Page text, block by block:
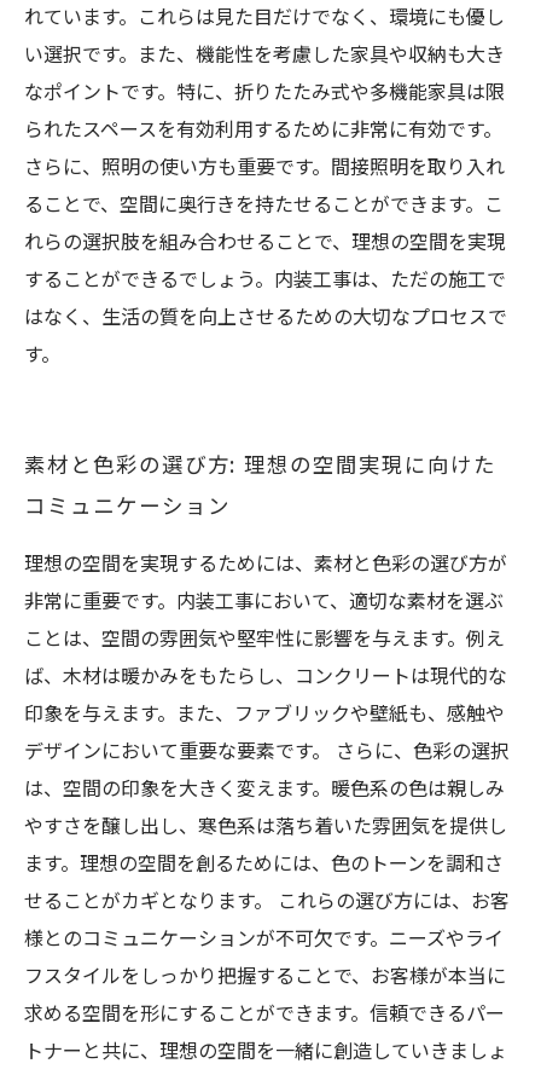
れています。これらは見た目だけでなく、環境にも優し
い選択です。また、機能性を考慮した家具や収納も大き
なポイントです。特に、折りたたみ式や多機能家具は限
られたスペースを有効利用するために非常に有効です。
さらに、照明の使い方も重要です。間接照明を取り入れ
ることで、空間に奥行きを持たせることができます。こ
れらの選択肢を組み合わせることで、理想の空間を実現
することができるでしょう。内装工事は、ただの施工で
はなく、生活の質を向上させるための大切なプロセスで
す。
素材と色彩の選び方: 理想の空間実現に向けた
コミュニケーション
理想の空間を実現するためには、素材と色彩の選び方が
非常に重要です。内装工事において、適切な素材を選ぶ
ことは、空間の雰囲気や堅牢性に影響を与えます。例え
ば、木材は暖かみをもたらし、コンクリートは現代的な
印象を与えます。また、ファブリックや壁紙も、感触や
デザインにおいて重要な要素です。 さらに、色彩の選択
は、空間の印象を大きく変えます。暖色系の色は親しみ
やすさを醸し出し、寒色系は落ち着いた雰囲気を提供し
ます。理想の空間を創るためには、色のトーンを調和さ
せることがカギとなります。 これらの選び方には、お客
様とのコミュニケーションが不可欠です。ニーズやライ
フスタイルをしっかり把握することで、お客様が本当に
求める空間を形にすることができます。信頼できるパー
トナーと共に、理想の空間を一緒に創造していきましょ